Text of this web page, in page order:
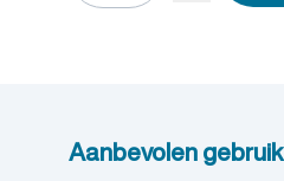
Aanbevolen gebruik